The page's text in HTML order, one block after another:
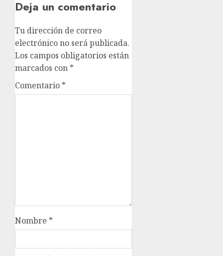
Deja un comentario
Tu dirección de correo
electrónico no será publicada.
Los campos obligatorios están
marcados con *
Comentario *
Nombre *